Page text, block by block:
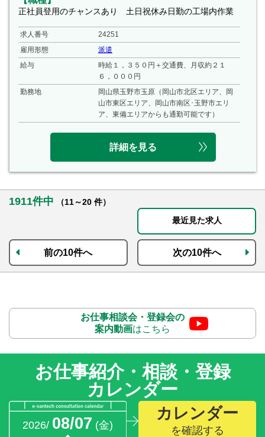
正社員登用のチャンスあり 土日祝休み日勤の工場内作業
求人番号
24251
雇用形態
派遣
給与
時給１，３５０円＋交通費、月収約２１
６，０００円
勤務地
岡山県玉野市玉原（岡山市北区エリア、岡
山市東区エリア、岡山市南区･玉野市エリ
ア、東備エリアからも通勤可能です）
詳細を見る
1911件中
（11～20 件）
最近見た求人
前の10件へ 次の10件へ
お仕事相談会・登録会の
案内動画はこちら
お仕事紹介・相談・登録
カレンダー
2026/ 08/07 (金)
カレンダー
を確認する